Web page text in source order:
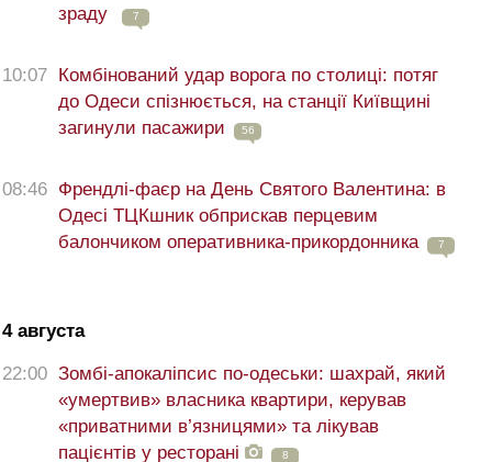
зраду
7
10:07 Комбінований удар ворога по столиці: потяг
до Одеси спізнюється, на станції Київщині
загинули пасажири
56
08:46 Френдлі-фаєр на День Святого Валентина: в
Одесі ТЦКшник обприскав перцевим
балончиком оперативника-прикордонника
7
4 августа
22:00 Зомбі-апокаліпсис по-одеськи: шахрай, який
«умертвив» власника квартири, керував
«приватними в’язницями» та лікував
пацієнтів у ресторані
8